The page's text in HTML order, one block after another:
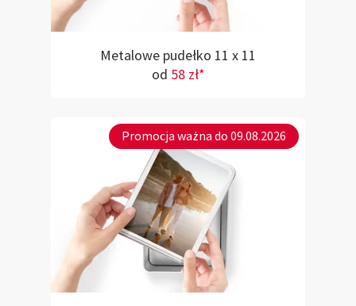
Metalowe pudełko 11 x 11
od 58 zł*
Promocja ważna do 09.08.2026